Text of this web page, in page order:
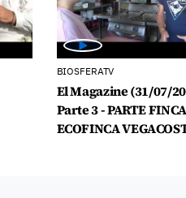
BIOSFERATV
El Magazine (31/07/
Parte 3 - PARTE FINCA
ECOFINCA